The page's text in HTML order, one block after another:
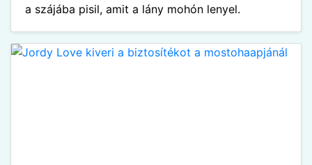
a szájába pisil, amit a lány mohón lenyel.